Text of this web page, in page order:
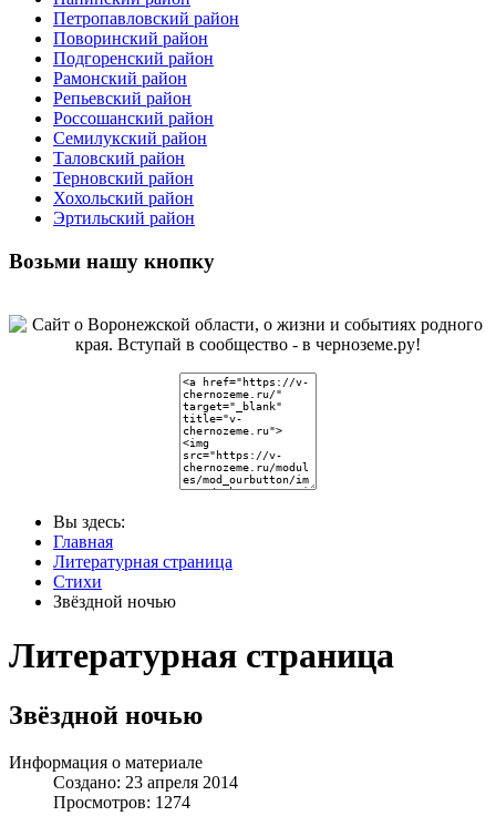
Петропавловский район
Поворинский район
Подгоренский район
Рамонский район
Репьевский район
Россошанский район
Семилукский район
Таловский район
Терновский район
Хохольский район
Эртильский район
Возьми нашу кнопку
Вы здесь:
Главная
Литературная страница
Стихи
Звёздной ночью
Литературная страница
Звёздной ночью
Информация о материале
Создано: 23 апреля 2014
Просмотров: 1274